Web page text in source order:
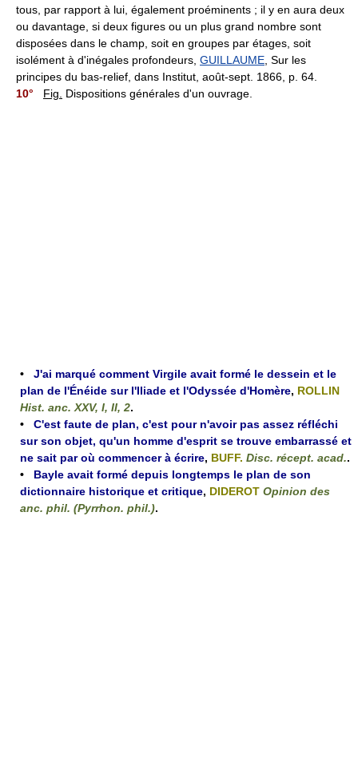
tous, par rapport à lui, également proéminents ; il y en aura deux
ou davantage, si deux figures ou un plus grand nombre sont
disposées dans le champ, soit en groupes par étages, soit
isolément à d'inégales profondeurs, GUILLAUME , Sur les
principes du bas-relief, dans Institut, août-sept. 1866, p. 64.
10°
Fig. Dispositions générales d'un ouvrage.
• J'ai marqué comment Virgile avait formé le dessein et le
plan de l'Énéide sur l'Iliade et l'Odyssée d'Homère, ROLLIN
Hist. anc. XXV, I, II, 2.
• C'est faute de plan, c'est pour n'avoir pas assez réfléchi
sur son objet, qu'un homme d'esprit se trouve embarrassé et
ne sait par où commencer à écrire, BUFF. Disc. récept. acad..
• Bayle avait formé depuis longtemps le plan de son
dictionnaire historique et critique, DIDEROT Opinion des
anc. phil. (Pyrrhon. phil.).